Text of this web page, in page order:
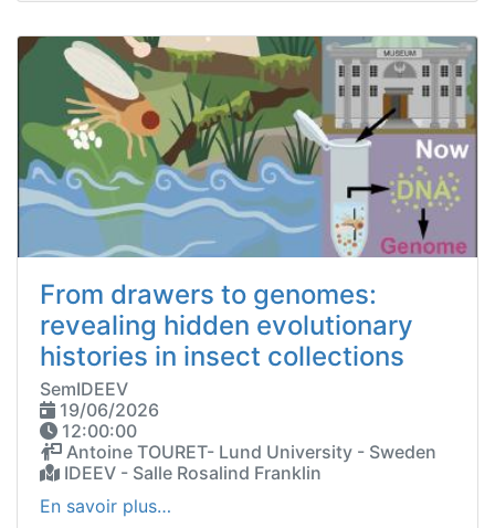
From drawers to genomes:
revealing hidden evolutionary
histories in insect collections
SemIDEEV
19/06/2026
12:00:00
Antoine TOURET- Lund University - Sweden
IDEEV - Salle Rosalind Franklin
En savoir plus…